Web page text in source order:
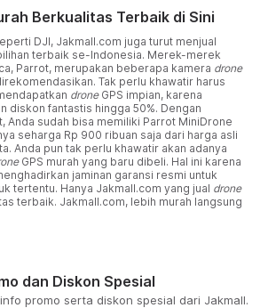
Berkualitas Terbaik di Sini
DJI, Jakmall.com juga turut menjual
terbaik se-Indonesia. Merek-merek
Parrot, merupakan beberapa kamera drone
Tak perlu khawatir harus
drone GPS impian, karena
diskon fantastis hingga 50%. Dengan
Anda sudah bisa memiliki Parrot MiniDrone
seharga Rp 900 ribuan saja dari harga asli
Anda pun tak perlu khawatir akan adanya
GPS murah yang baru dibeli. Hal ini karena
jaminan garansi resmi untuk
tertentu. Hanya Jakmall.com yang jual drone
terbaik. Jakmall.com, lebih murah langsung
dan Diskon Spesial
promo serta diskon spesial dari Jakmall.